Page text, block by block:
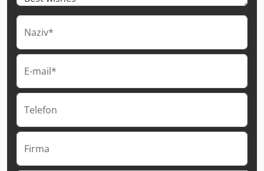
Naziv*
E-mail*
Telefon
Firma